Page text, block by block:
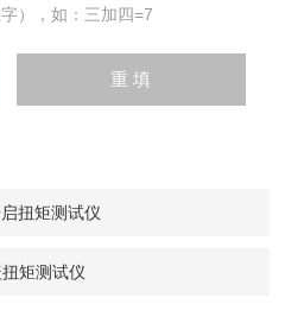
），如：三加四=7
扭矩测试仪
矩测试仪